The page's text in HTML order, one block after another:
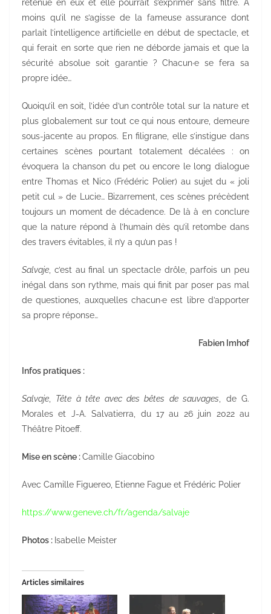
retenue en eux et elle pourrait s’exprimer sans filtre. À
moins qu’il ne s’agisse de la fameuse assurance dont
parlait l’intelligence artificielle en début de spectacle, et
qui ferait en sorte que rien ne déborde jamais et que la
sécurité absolue soit garantie ? Chacun·e se fera sa
propre idée…
Quoiqu’il en soit, l’idée d’un contrôle total sur la nature et
plus globalement sur tout ce qui nous entoure, demeure
sous-jacente au propos. En filigrane, elle s’instigue dans
certaines scènes pourtant totalement décalées : on
évoquera la chanson du pet ou encore le long dialogue
entre Thomas et Nico (Frédéric Polier) au sujet du « joli
petit cul » de Lucie… Bizarrement, ces scènes précèdent
toujours un moment de décadence. De là à en conclure
que la nature répond à l’humain dès qu’il retombe dans
des travers évitables, il n’y a qu’un pas !
Salvaje , c’est au final un spectacle drôle, parfois un peu
inégal dans son rythme, mais qui finit par poser pas mal
de questiones, auxquelles chacun·e est libre d’apporter
sa propre réponse…
Fabien Imhof
Infos pratiques :
Salvaje Tête à tête avec des bêtes de sauvages , de G.
Morales et J-A. Salvatierra, du 17 au 26 juin 2022 au
Théâtre Pitoeff.
Mise en scène :Camille Giacobino
Avec Camille Figuereo, Etienne Fague et Frédéric Polier
https://www.geneve.ch/fr/agenda/salvaje
Photos : Isabelle Meister
Articles similaires